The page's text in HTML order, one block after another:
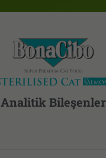
Analitik Bileşenler